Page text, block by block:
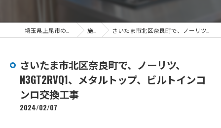
施工事例 さいたま市北区奈良町で、ノーリツ、N3GT2RVQ1、メタルトップ、ビルトインコンロ交換工事
さいたま市北区奈良町で、ノーリツ、
N3GT2RVQ1、メタルトップ、ビルトインコ
ンロ交換工事
2024/02/07